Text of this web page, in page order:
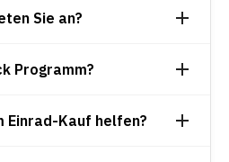
Sie an?
Programm?
Einrad-Kauf helfen?